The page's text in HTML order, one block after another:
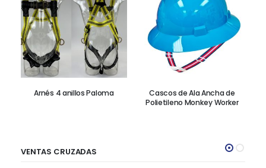
Arnés 4 anillos Paloma
Cascos de Ala Ancha de
Polietileno Monkey Worker
VENTAS CRUZADAS